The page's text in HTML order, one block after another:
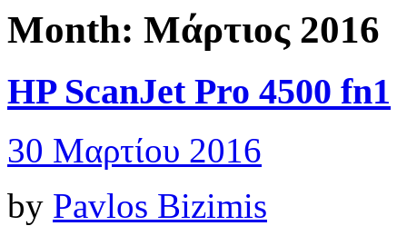
Month: Μάρτιος 2016
HP ScanJet Pro 4500 fn1
30 Μαρτίου 2016
by Pavlos Bizimis